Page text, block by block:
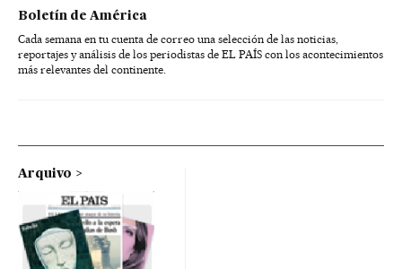
Boletín de América
Cada semana en tu cuenta de correo una selección de las noticias,
reportajes y análisis de los periodistas de EL PAÍS con los acontecimientos
más relevantes del continente.
Arquivo